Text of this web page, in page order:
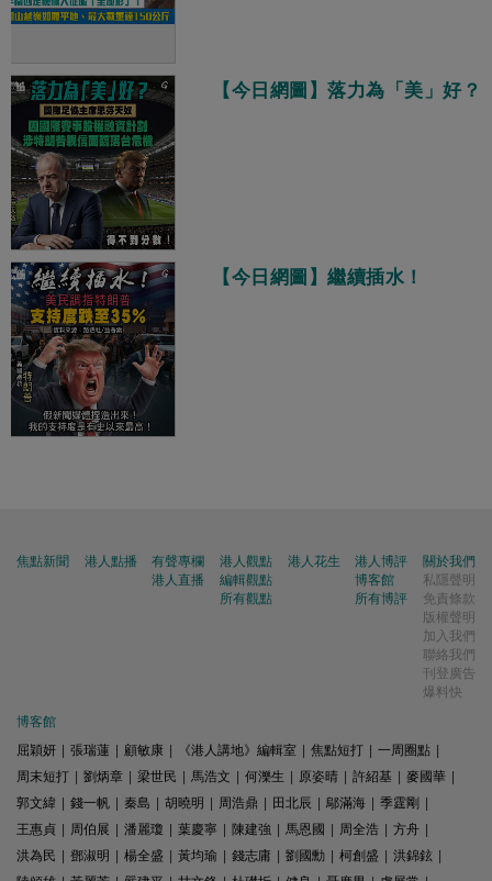
【今日網圖】落力為「美」好？
【今日網圖】繼續插水！
焦點新聞 港人點播
有聲專欄
港人直播
港人觀點
編輯觀點
所有觀點
港人花生
港人博評
博客館
所有博評
關於我們
私隱聲明
免責條款
版權聲明
加入我們
聯絡我們
刊登廣告
爆料快
博客館
屈穎妍
張瑞蓮 顧敏康 《港人講地》編輯室 焦點短打 一周圈點
周末短打
劉炳章 梁世民 馬浩文 何濼生 原姿晴 許紹基 麥國華
郭文緯
錢一帆 秦島 胡曉明 周浩鼎 田北辰 鄔滿海 季霆剛
王惠貞
周伯展 潘麗瓊 葉慶寧 陳建強 馬恩國 周全浩 方舟
洪為民
鄧淑明 楊全盛 黃均瑜 錢志庸 劉國勳 柯創盛 洪錦鉉